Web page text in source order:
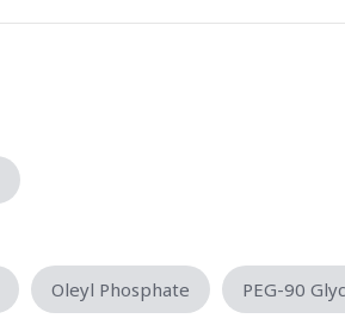
Oleyl Phosphate PEG-90